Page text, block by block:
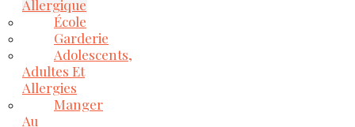
Allergique
École
Garderie
Adolescents,
Adultes Et
Allergies
Manger
Au